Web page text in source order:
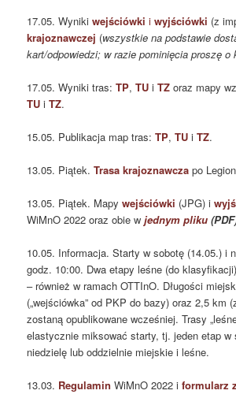
17.05. Wynikiwejściówkiiwyjściówki (z
krajoznawczej (wszystkie na podstawie
kart/odpowiedzi; w razie pominięcia proszę o
17.05. Wyniki tras:TP,TU iTZ oraz mapy
TU iTZ.
15.05. Publikacja map tras:TP,TU iTZ.
13.05. Piątek.Trasa krajoznawcza po
13.05. Piątek. Mapywejściówki (JPG) i
WiMnO 2022 oraz obie wjednym pliku
10.05. Informacja. Starty w sobotę (14.05.) i
godz. 10:00. Dwa etapy leśne (do
– również w ramach OTTInO. Długości
(„wejściówka” od PKP do bazy) oraz 2,5 km
zostaną opublikowane wcześniej. Trasy
elastycznie miksować starty, tj. jeden etap w
niedzielę lub oddzielnie miejskie i leśne.
13.03. Regulamin WiMnO 2022 iformularz